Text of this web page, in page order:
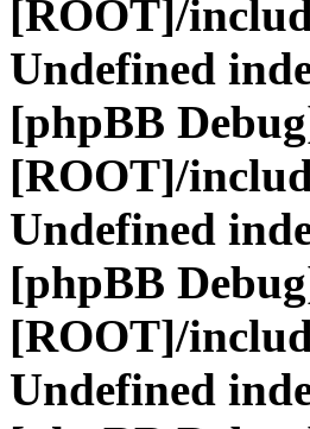
[ROOT]/
Undefined
[phpBB
[ROOT]/
Undefined
[phpBB
[ROOT]/
Undefined